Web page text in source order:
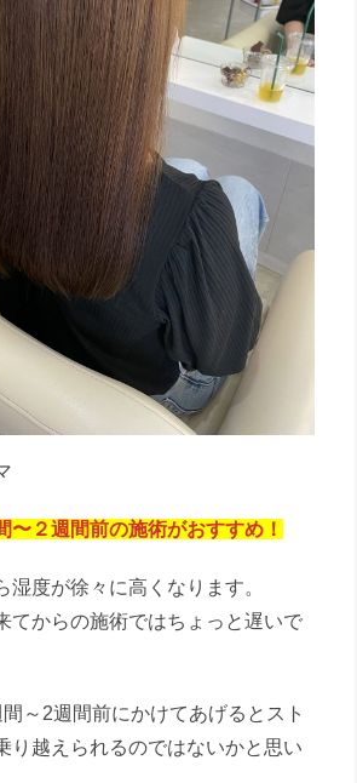
〜２週間前の施術がおすすめ！
湿度が徐々に高くなります。
てからの施術ではちょっと遅いで
～2週間前にかけてあげるとスト
り越えられるのではないかと思い